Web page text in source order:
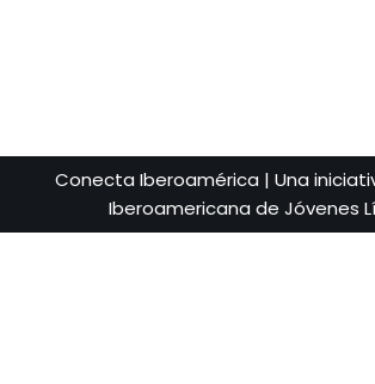
Conecta Iberoamérica | Una
Iberoamericana de Jóvenes